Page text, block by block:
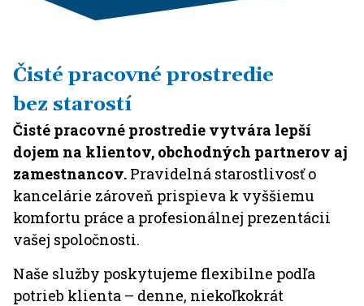
Čisté pracovné prostredie
bez starostí
Čisté pracovné prostredie vytvára lepší
dojem na klientov, obchodných partnerov aj
zamestnancov. Pravidelná starostlivosť o
kancelárie zároveň prispieva k vyššiemu
komfortu práce a profesionálnej prezentácii
vašej spoločnosti.
Naše služby poskytujeme flexibilne podľa
potrieb klienta – denne, niekoľkokrát